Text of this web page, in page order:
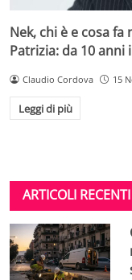
Nek, chi è e cosa
Patrizia: da 10 anni
Claudio Cordova 15
Leggi di più
ARTICOLI RECENTI